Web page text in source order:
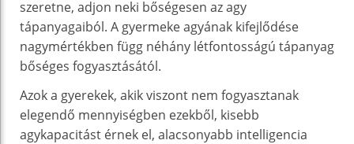
szeretne, adjon neki bőségesen az agy
tápanyagaiból. A gyermeke agyának kifejlődése
nagymértékben függ néhány létfontosságú tápanyag
bőséges fogyasztásától.
Azok a gyerekek, akik viszont nem fogyasztanak
elegendő mennyiségben ezekből, kisebb
agykapacitást érnek el, alacsonyabb intelligencia